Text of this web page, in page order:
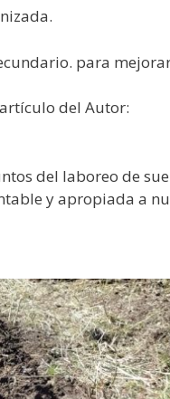
para
del Autor:
del laboreo de
y apropiada a